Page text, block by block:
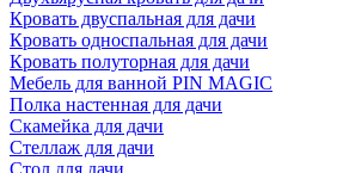
Кровать двуспальная для дачи
Кровать односпальная для дачи
Кровать полуторная для дачи
Мебель для ванной PIN MAGIC
Полка настенная для дачи
Скамейка для дачи
Стеллаж для дачи
Стол для дачи